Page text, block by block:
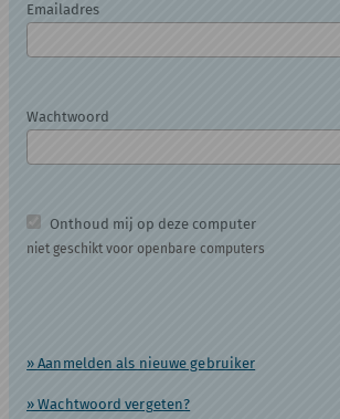
Emailadres
Wachtwoord
Onthoud mij op deze computer
niet geschikt voor openbare computers
» Aanmelden als nieuwe gebruiker
» Wachtwoord vergeten?